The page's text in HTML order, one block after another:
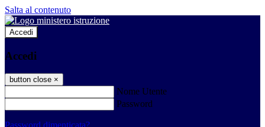
Salta al contenuto
Accedi
Accedi
button close ×
Nome Utente
Password